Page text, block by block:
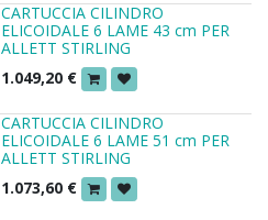
CARTUCCIA CILINDRO
ELICOIDALE 6 LAME 43 cm PER
ALLETT STIRLING
1.049,20 €
CARTUCCIA CILINDRO
ELICOIDALE 6 LAME 51 cm PER
ALLETT STIRLING
1.073,60 €